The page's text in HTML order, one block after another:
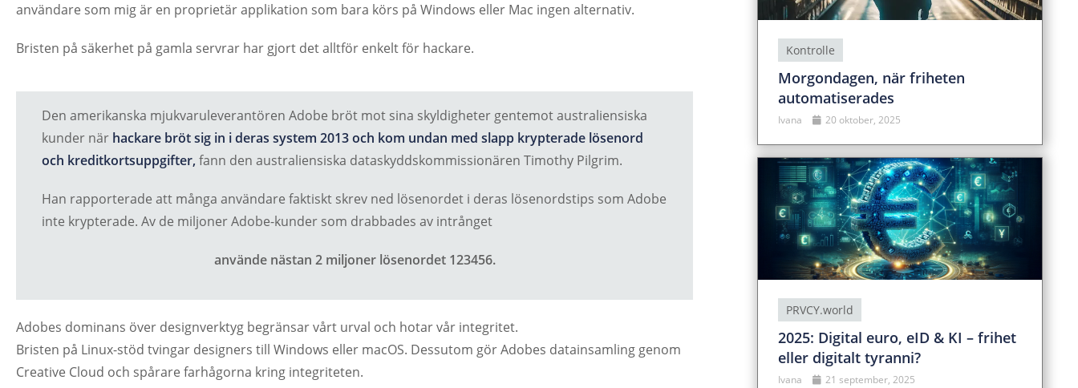
användare som mig är en proprietär applikation som bara körs på Windows eller Mac ingen alternativ.
Bristen på säkerhet på gamla servrar har gjort det alltför enkelt för hackare.
Den amerikanska mjukvaruleverantören Adobe bröt mot sina skyldigheter gentemot australiensiska
kunder när hackare bröt sig in i deras system 2013 och kom undan med slapp krypterade lösenord
och kreditkortsuppgifter, fann den australiensiska dataskyddskommissionären Timothy Pilgrim.
Han rapporterade att många användare faktiskt skrev ned lösenordet i deras lösenordstips som Adobe
inte krypterade. Av de miljoner Adobe-kunder som drabbades av intrånget
använde nästan 2 miljoner lösenordet 123456.
Adobes dominans över designverktyg begränsar vårt urval och hotar vår integritet.
Bristen på Linux-stöd tvingar designers till Windows eller macOS. Dessutom gör Adobes datainsamling genom
Creative Cloud och spårare farhågorna kring integriteten.
Kontrolle
Morgondagen, när friheten
automatiserades
Ivana 20 oktober, 2025
PRVCY.world
2025: Digital euro, eID & KI – frihet
eller digitalt tyranni?
Ivana 21 september, 2025